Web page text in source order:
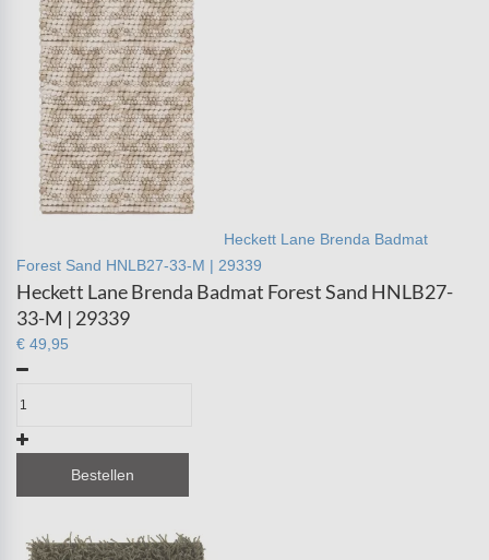
Heckett Lane Brenda Badmat
Forest Sand HNLB27-33-M | 29339
Heckett Lane Brenda Badmat Forest Sand HNLB27-
33-M | 29339
€ 49,95
Bestellen